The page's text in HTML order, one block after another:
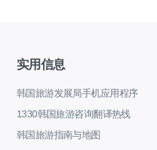
实用信息
韩国旅游发展局手机应用程序
1330韩国旅游咨询翻译热线
韩国旅游指南与地图